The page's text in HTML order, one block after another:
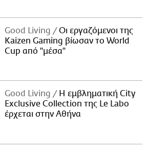
Good Living
Οι εργαζόμενοι της
Kaizen Gaming βίωσαν το World
Cup από "μέσα"
Good Living
Η εμβληματική City
Exclusive Collection της Le Labo
έρχεται στην Αθήνα